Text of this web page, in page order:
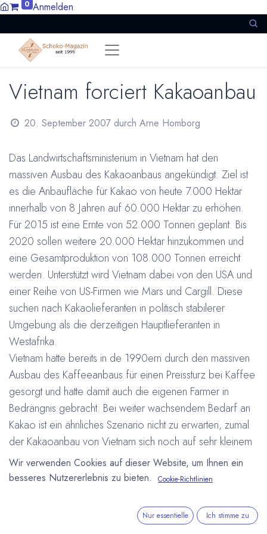
0 Anmelden
Vietnam forciert Kakaoanbau
20. September 2007 durch Arne Homborg
Das Landwirtschaftsministerium in Vietnam hat den
massiven Ausbau des Kakaoanbaus angekündigt. Ziel ist
es die Anbaufläche für Kakao von heute 7.000 Hektar
innerhalb von 8 Jahren auf 60.000 Hektar zu erhöhen.
Für 2015 ist eine Ernte von 52.000 Tonnen geplant. Bis
2020 sollen weitere 20.000 Hektar hinzukommen und
eine Gesamtproduktion von 108.000 Tonnen erreicht
werden. Unterstützt wird Vietnam dabei von den USA und
einer Reihe von US-Firmen wie Mars und Cargill. Diese
suchen nach Kakaolieferanten in politisch stabilerer
Umgebung als die derzeitigen Hauptlieferanten in
Westafrika.
Vietnam hatte bereits in de 1990ern durch den massiven
Ausbau des Kaffeeanbaus für einen Preissturz bei Kaffee
gesorgt und hatte damit auch die eigenen Farmer in
Bedrängnis gebracht. Bei weiter wachsendem Bedarf an
Kakao ist ein ähnliches Szenario nicht zu erwarten, zumal
der Kakaoanbau von Vietnam sich noch auf sehr kleinem
Niveau bewegt. Zur Zeit ist noch Indonesien der größte
Kakaoproduzent in Asien mit einem Anteil von 75 % am
Mars Wrigley
Vietnam
Wir verwenden Cookies auf dieser Website, um Ihnen ein
besseres Nutzererlebnis zu bieten.
Cookie-Richtlinien
Nur essentielle Ich stimme zu